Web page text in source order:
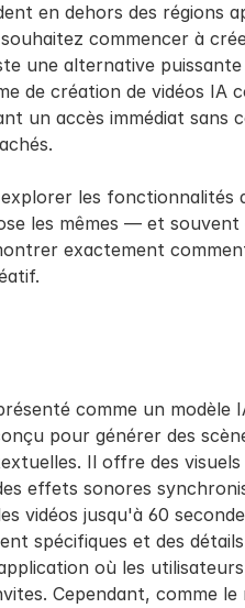
en dehors des régions
commencer à
une alternative
de création de vidéos IA
un accès immédiat sans
les fonctionnalités
les mêmes — et
exactement
comme un modèle
pour générer des
Il offre des visuels
effets sonores
vidéos jusqu'à 60
spécifiques et des
où les
Cependant, comme